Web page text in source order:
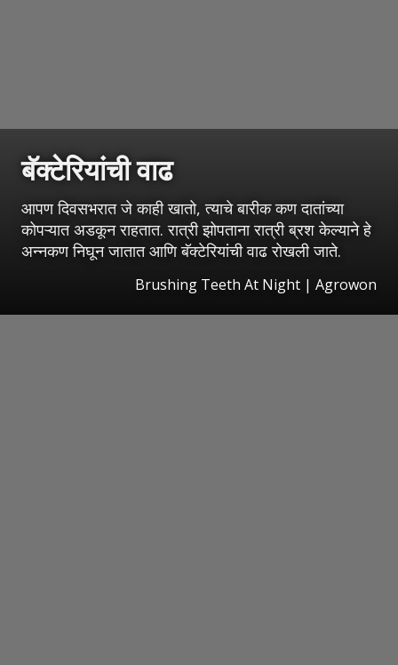
बॅक्टेरियांची वाढ
आपण दिवसभरात जे काही खातो, त्याचे बारीक कण दातांच्या
कोपऱ्यात अडकून राहतात. रात्री झोपताना रात्री ब्रश केल्याने हे
अन्नकण निघून जातात आणि बॅक्टेरियांची वाढ रोखली जाते.
Brushing Teeth At Night | Agrowon